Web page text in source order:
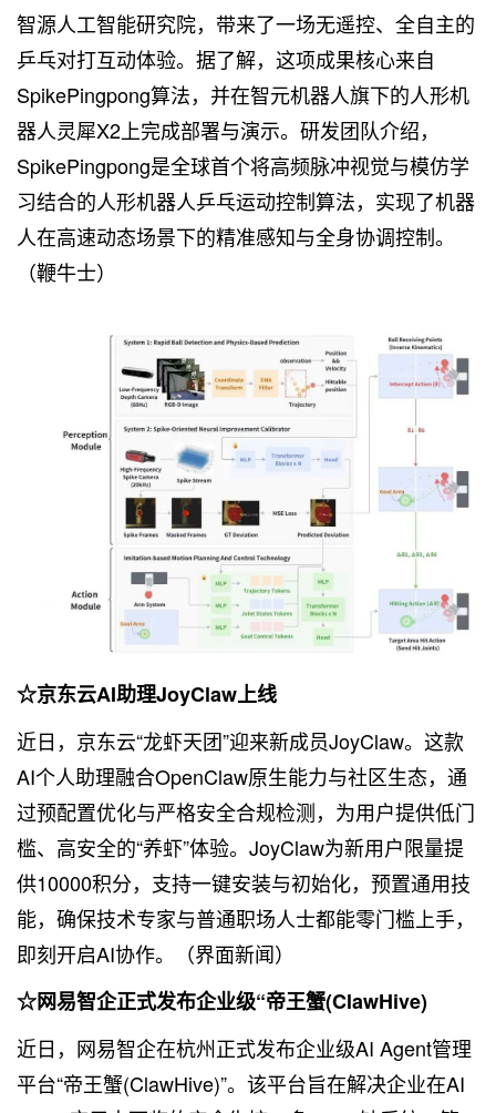
智源人工智能研究院，带来了一场无遥控、全自主的
乒乓对打互动体验。据了解，这项成果核心来自
SpikePingpong算法，并在智元机器人旗下的人形机
器人灵犀X2上完成部署与演示。研发团队介绍，
SpikePingpong是全球首个将高频脉冲视觉与模仿学
习结合的人形机器人乒乓运动控制算法，实现了机器
人在高速动态场景下的精准感知与全身协调控制。
（鞭牛士）
☆京东云AI助理JoyClaw上线
近日，京东云“龙虾天团”迎来新成员JoyClaw。这款
AI个人助理融合OpenClaw原生能力与社区生态，通
过预配置优化与严格安全合规检测，为用户提供低门
槛、高安全的“养虾”体验。JoyClaw为新用户限量提
供10000积分，支持一键安装与初始化，预置通用技
能，确保技术专家与普通职场人士都能零门槛上手，
即刻开启AI协作。（界面新闻）
☆网易智企正式发布企业级“帝王蟹(ClawHive)
近日，网易智企在杭州正式发布企业级AI Agent管理
平台“帝王蟹(ClawHive)”。该平台旨在解决企业在AI